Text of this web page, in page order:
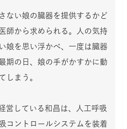
ない娘の臓器を提供するかど
師から求められる。人の気持
娘を思い浮かべ、一度は臓器
期の日、娘の手がかすかに動
しまう。
営している和昌は、人工呼吸
コントロールシステムを装着